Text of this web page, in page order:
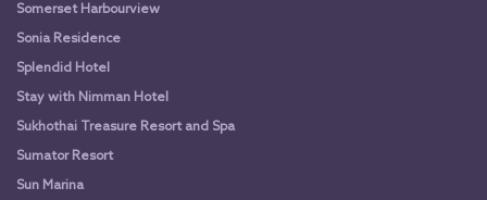
Somerset Harbourview
Sonia Residence
Splendid Hotel
Stay with Nimman Hotel
Sukhothai Treasure Resort and Spa
Sumator Resort
Sun Marina